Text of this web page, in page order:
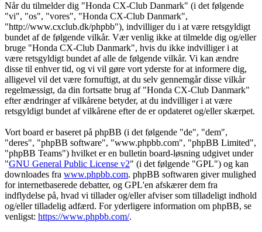
Når du tilmelder dig "Honda CX-Club Danmark" (i det følgende
"vi", "os", "vores", "Honda CX-Club Danmark",
"http://www.cxclub.dk/phpbb"), indvilliger du i at være retsgyldigt
bundet af de følgende vilkår. Vær venlig ikke at tilmelde dig og/eller
bruge "Honda CX-Club Danmark", hvis du ikke indvilliger i at
være retsgyldigt bundet af alle de følgende vilkår. Vi kan ændre
disse til enhver tid, og vi vil gøre vort yderste for at informere dig,
alligevel vil det være fornuftigt, at du selv gennemgår disse vilkår
regelmæssigt, da din fortsatte brug af "Honda CX-Club Danmark"
efter ændringer af vilkårene betyder, at du indvilliger i at være
retsgyldigt bundet af vilkårene efter de er opdateret og/eller skærpet.
Vort board er baseret på phpBB (i det følgende "de", "dem",
"deres", "phpBB software", "www.phpbb.com", "phpBB Limited",
"phpBB Teams") hvilket er en bulletin board-løsning udgivet under
"GNU General Public License v2" (i det følgende "GPL") og kan
downloades fra www.phpbb.com. phpBB softwaren giver mulighed
for internetbaserede debatter, og GPL'en afskærer dem fra
indflydelse på, hvad vi tillader og/eller afviser som tilladeligt indhold
og/eller tilladelig adfærd. For yderligere information om phpBB, se
venligst: https://www.phpbb.com/.